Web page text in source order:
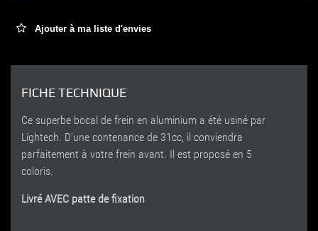
Ajouter à ma liste d'envies
FICHE TECHNIQUE
Ce superbe bocal de frein en aluminium a été usiné par
Lightech. D'une contenance de 31cc, il conviendra
parfaitement à votre frein avant. Il est proposé en 5
coloris.
Livré AVEC patte de fixation